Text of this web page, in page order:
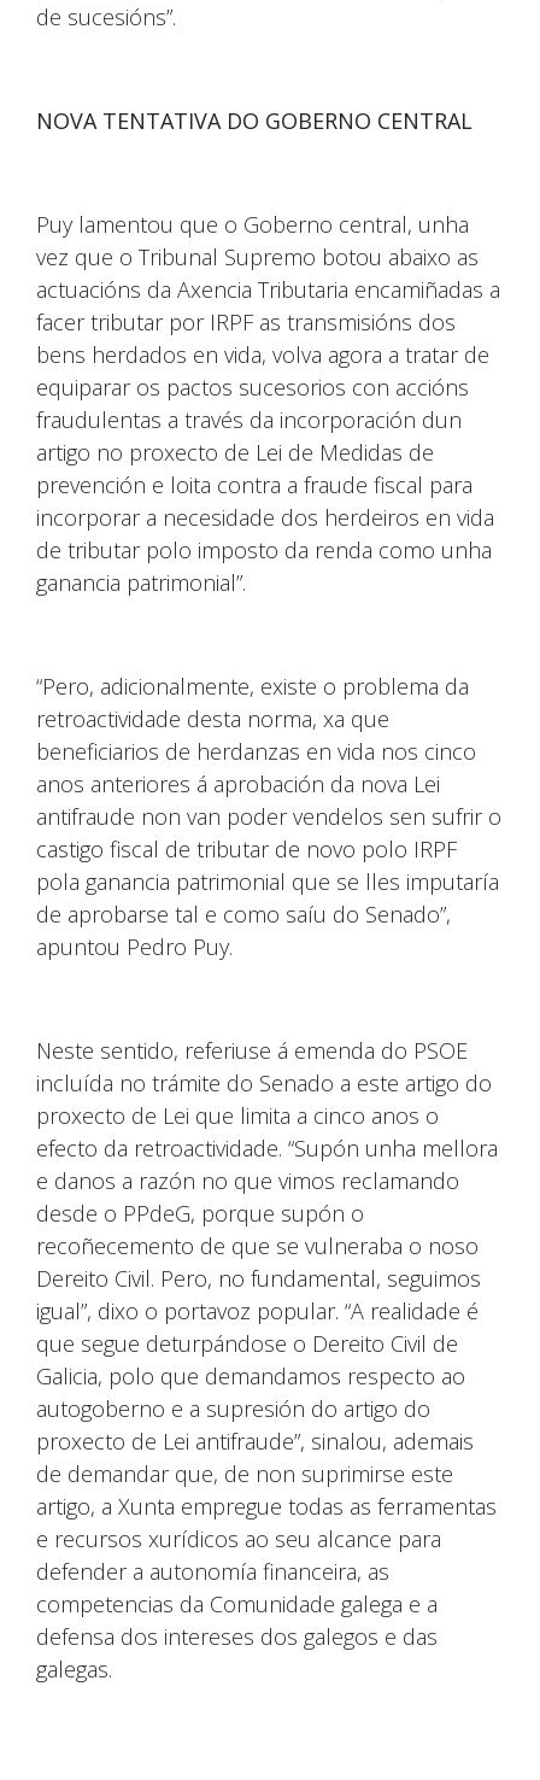
de sucesións”.
NOVA TENTATIVA DO GOBERNO CENTRAL
Puy lamentou que o Goberno central, unha
vez que o Tribunal Supremo botou abaixo as
actuacións da Axencia Tributaria encamiñadas a
facer tributar por IRPF as transmisións dos
bens herdados en vida, volva agora a tratar de
equiparar os pactos sucesorios con accións
fraudulentas a través da incorporación dun
artigo no proxecto de Lei de Medidas de
prevención e loita contra a fraude fiscal para
incorporar a necesidade dos herdeiros en vida
de tributar polo imposto da renda como unha
ganancia patrimonial”.
“Pero, adicionalmente, existe o problema da
retroactividade desta norma, xa que
beneficiarios de herdanzas en vida nos cinco
anos anteriores á aprobación da nova Lei
antifraude non van poder vendelos sen sufrir o
castigo fiscal de tributar de novo polo IRPF
pola ganancia patrimonial que se lles imputaría
de aprobarse tal e como saíu do Senado”,
apuntou Pedro Puy.
Neste sentido, referiuse á emenda do PSOE
incluída no trámite do Senado a este artigo do
proxecto de Lei que limita a cinco anos o
efecto da retroactividade. “Supón unha mellora
e danos a razón no que vimos reclamando
desde o PPdeG, porque supón o
recoñecemento de que se vulneraba o noso
Dereito Civil. Pero, no fundamental, seguimos
igual”, dixo o portavoz popular. “A realidade é
que segue deturpándose o Dereito Civil de
Galicia, polo que demandamos respecto ao
autogoberno e a supresión do artigo do
proxecto de Lei antifraude”, sinalou, ademais
de demandar que, de non suprimirse este
artigo, a Xunta empregue todas as ferramentas
e recursos xurídicos ao seu alcance para
defender a autonomía financeira, as
competencias da Comunidade galega e a
defensa dos intereses dos galegos e das
galegas.